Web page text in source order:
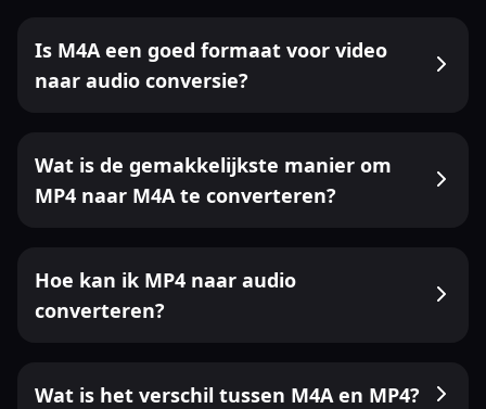
Is M4A een goed formaat voor video
naar audio conversie?
Wat is de gemakkelijkste manier om
MP4 naar M4A te converteren?
Hoe kan ik MP4 naar audio
converteren?
Wat is het verschil tussen M4A en MP4?